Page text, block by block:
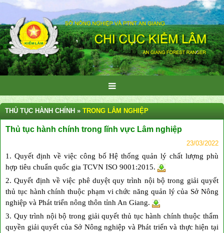
THỦ TỤC HÀNH CHÍNH » TRONG LÂM NGHIỆP
Thủ tục hành chính trong lĩnh vực Lâm nghiệp
23/03/2022
1. Quyết định về việc công bố Hệ thống quản lý chất lượng phù
hợp tiêu chuẩn quốc gia TCVN ISO 9001:2015.
2. Quyết định về việc phê duyệt quy trình nội bộ trong giải quyết
thủ tục hành chính thuộc phạm vi chức năng quản lý của Sở Nông
nghiệp và Phát triển nông thôn tỉnh An Giang.
3. Quy trình nội bộ trong giải quyết thủ tục hành chính thuộc thẩm
quyền giải quyết của Sở Nông nghiệp và Phát triển và thực hiện tại